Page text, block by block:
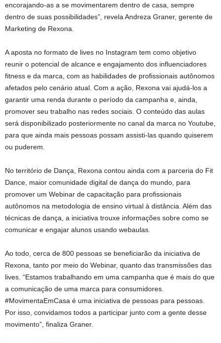
encorajando-as a se movimentarem dentro de casa, sempre
dentro de suas possibilidades”, revela Andreza Graner, gerente de
Marketing de Rexona.
A aposta no formato de lives no Instagram tem como objetivo
reunir o potencial de alcance e engajamento dos influenciadores
fitness e da marca, com as habilidades de profissionais autônomos
afetados pelo cenário atual. Com a ação, Rexona vai ajudá-los a
garantir uma renda durante o período da campanha e, ainda,
promover seu trabalho nas redes sociais. O conteúdo das aulas
será disponibilizado posteriormente no canal da marca no Youtube,
para que ainda mais pessoas possam assisti-las quando quiserem
ou puderem.
No território de Dança, Rexona contou ainda com a parceria do Fit
Dance, maior comunidade digital de dança do mundo, para
promover um Webinar de capacitação para profissionais
autônomos na metodologia de ensino virtual à distância. Além das
técnicas de dança, a iniciativa trouxe informações sobre como se
comunicar e engajar alunos usando webaulas.
Ao todo, cerca de 800 pessoas se beneficiarão da iniciativa de
Rexona, tanto por meio do Webinar, quanto das transmissões das
lives. “Estamos trabalhando em uma campanha que é mais do que
a comunicação de uma marca para consumidores.
#MovimentaEmCasa é uma iniciativa de pessoas para pessoas.
Por isso, convidamos todos a participar junto com a gente desse
movimento”, finaliza Graner.